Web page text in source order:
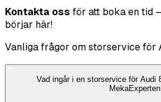
Kontakta oss för att boka en tid
börjar här!
Vanliga frågor om storservice för
Vad ingår i en storservice för Audi